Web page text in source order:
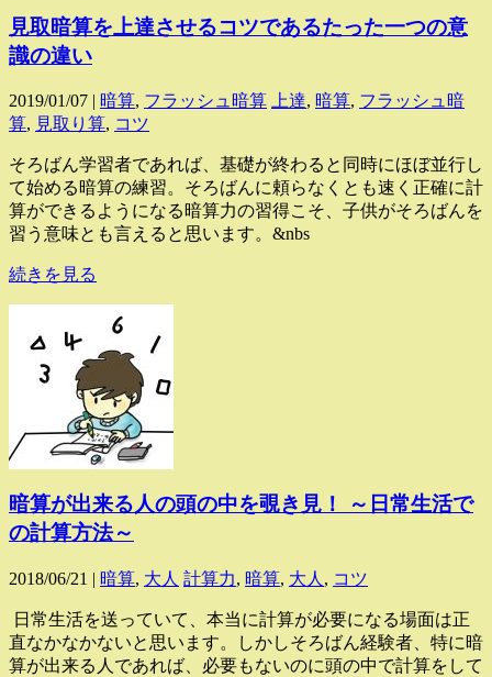
見取暗算を上達させるコツであるたった一つの意
識の違い
2019/01/07 | 暗算, フラッシュ暗算 上達, 暗算, フラッシュ暗
算, 見取り算, コツ
そろばん学習者であれば、基礎が終わると同時にほぼ並行し
て始める暗算の練習。そろばんに頼らなくとも速く正確に計
算ができるようになる暗算力の習得こそ、子供がそろばんを
習う意味とも言えると思います。&nbs
続きを見る
暗算が出来る人の頭の中を覗き見！ ～日常生活で
の計算方法～
2018/06/21 | 暗算, 大人 計算力, 暗算, 大人 , コツ
日常生活を送っていて、本当に計算が必要になる場面は正
直なかなかないと思います。しかしそろばん経験者、特に暗
算が出来る人であれば、必要もないのに頭の中で計算をして